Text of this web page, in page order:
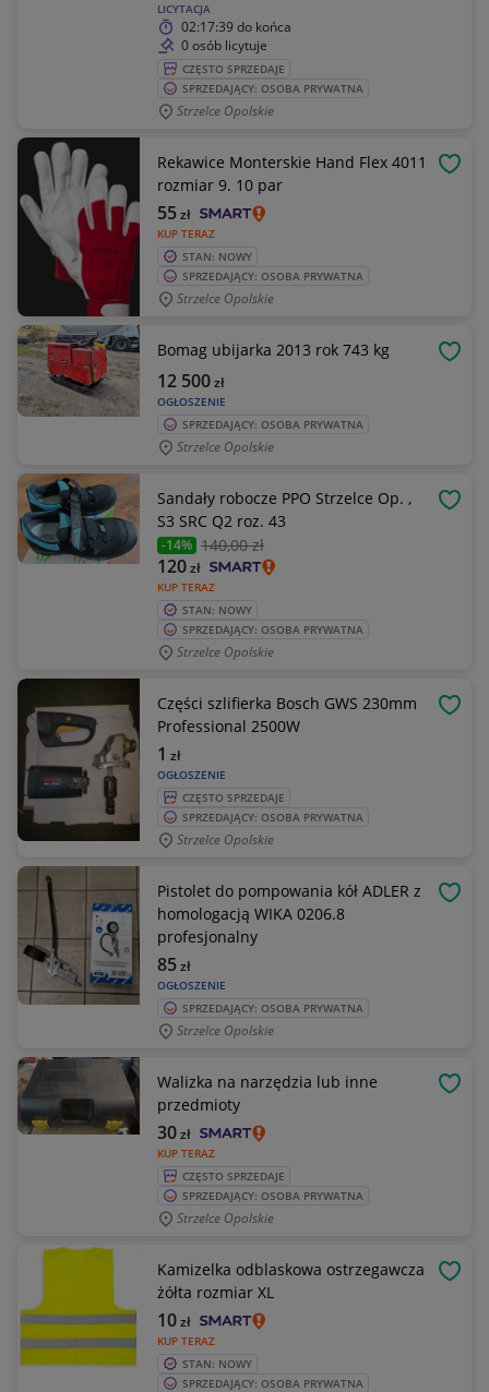
LICYTACJA
02:17:39 do końca
0 osób licytuje
CZĘSTO SPRZEDAJE
SPRZEDAJĄCY: OSOBA PRYWATNA
Strzelce Opolskie
Rekawice Monterskie Hand Flex 4011
rozmiar 9. 10 par
KUP TERAZ
55zł
STAN: NOWY
SPRZEDAJĄCY: OSOBA PRYWATNA
Strzelce Opolskie
Bomag ubijarka 2013 rok 743 kg
OGŁOSZENIE
12 500zł
SPRZEDAJĄCY: OSOBA PRYWATNA
Strzelce Opolskie
Sandały robocze PPO Strzelce Op. ,
S3 SRC Q2 roz. 43
-14% 140,00 zł
KUP TERAZ
120zł
STAN: NOWY
SPRZEDAJĄCY: OSOBA PRYWATNA
Strzelce Opolskie
Części szlifierka Bosch GWS 230mm
Professional 2500W
OGŁOSZENIE
1 zł
CZĘSTO SPRZEDAJE
SPRZEDAJĄCY: OSOBA PRYWATNA
Strzelce Opolskie
Pistolet do pompowania kół ADLER z
homologacją WIKA 0206.8
profesjonalny
OGŁOSZENIE
85zł
SPRZEDAJĄCY: OSOBA PRYWATNA
Strzelce Opolskie
Walizka na narzędzia lub inne
przedmioty
KUP TERAZ
30zł
CZĘSTO SPRZEDAJE
SPRZEDAJĄCY: OSOBA PRYWATNA
Strzelce Opolskie
Kamizelka odblaskowa ostrzegawcza
żółta rozmiar XL
KUP TERAZ
10zł
STAN: NOWY
SPRZEDAJĄCY: OSOBA PRYWATNA